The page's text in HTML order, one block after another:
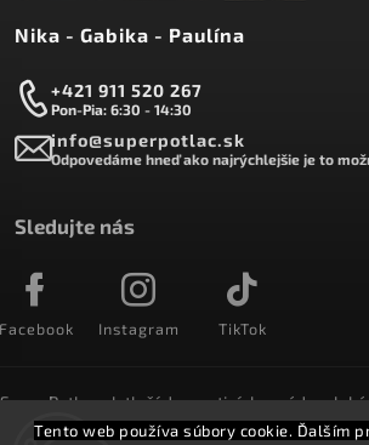
Tento web používa súbory cookie. Ďalším
Nika - Gabika - Paulína
+421 911 520 267
Pon-Pia: 6:30 - 14:30
info@superpotlac.sk
Odpovedáme hneď ako najrýchlejšie je to
Sledujte nás
Instagram TikTok
SuperPotlac.sk tlačí denne tisícky módnych
Slovensku a doručované do celého sveta :)